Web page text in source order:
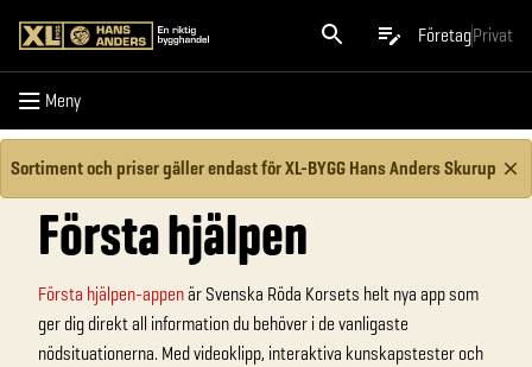
FöretagPrivat
Meny
Meny
Sortiment och priser gäller endast för XL-BYGG Hans Anders Skurup
Första hjälpen
Första hjälpen-appenär Svenska Röda Korsets helt nya app som
ger dig direkt all information du behöver i de vanligaste
nödsituationerna. Med videoklipp, interaktiva kunskapstester och